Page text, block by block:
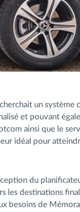
un système
et pouvant
ainsi que le
idéal pour
du
les destinations
besoins de